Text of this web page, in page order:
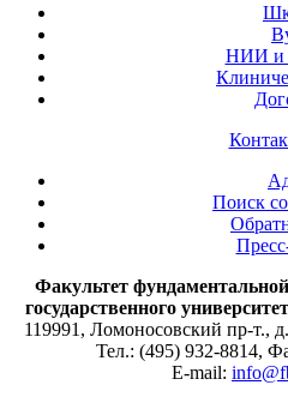
НИИ и
Поиск
Факультет
государственного
119991, Ломоносовский пр-т.,
Тел.: (495) 932-8814,
E-mail: